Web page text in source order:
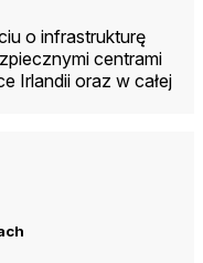
o infrastrukturę
centrami
Irlandii oraz w całej